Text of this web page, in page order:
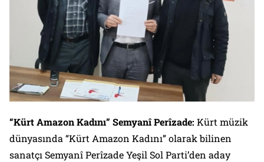
“Kürt Amazon Kadını” Semyanî Perîzade: Kürt müzik
dünyasında “Kürt Amazon Kadını” olarak bilinen
sanatçı Semyanî Perîzade Yeşil Sol Parti’den aday